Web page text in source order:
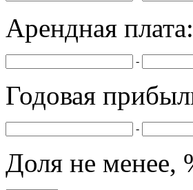
Арендная плата:
-
Годовая
-
Доля не менее,